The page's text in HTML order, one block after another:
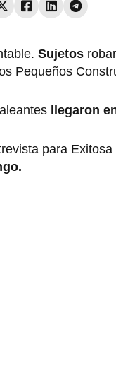
Sujetos
Pequeños
llegaron
para Exitosa